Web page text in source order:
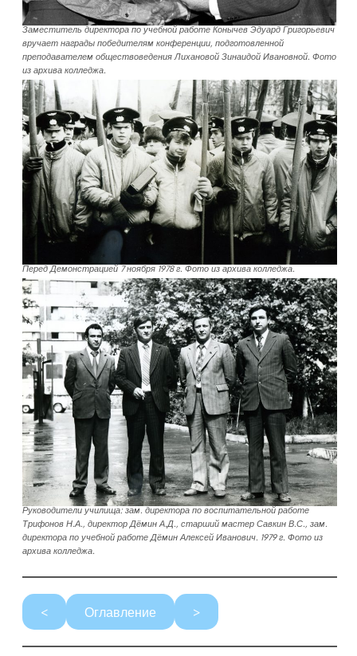
Заместитель директора по учебной работе Конычев Эдуард Григорьевич
вручает награды победителям конференции, подготовленной
преподавателем обществоведения Лихановой Зинаидой Ивановной. Фото
из архива колледжа.
Перед Демонстрацией 7 ноября 1978 г. Фото из архива колледжа.
Руководители училища: зам. директора по воспитательной работе
Трифонов Н.А., директор Дёмин А.Д., старший мастер Савкин В.С., зам.
директора по учебной работе Дёмин Алексей Иванович. 1979 г. Фото из
архива колледжа.
< Оглавление >